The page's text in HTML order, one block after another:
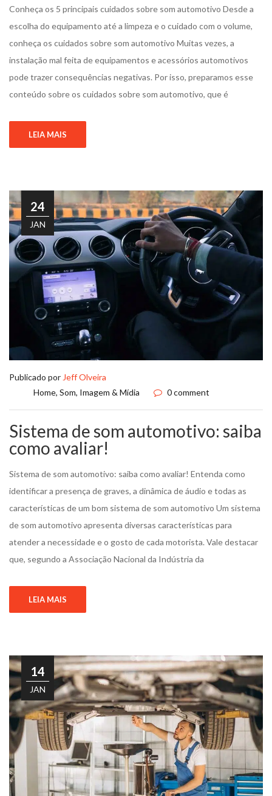
Conheça os 5 principais cuidados sobre som automotivo Desde a
escolha do equipamento até a limpeza e o cuidado com o volume,
conheça os cuidados sobre som automotivo Muitas vezes, a
instalação mal feita de equipamentos e acessórios automotivos
pode trazer consequências negativas. Por isso, preparamos esse
conteúdo sobre os cuidados sobre som automotivo, que é
LEIA MAIS
24
JAN
Publicado por Jeff Olveira
Home, Som, Imagem & Mídia 0 comment
Sistema de som automotivo: saiba
como avaliar!
Sistema de som automotivo: saiba como avaliar! Entenda como
identificar a presença de graves, a dinâmica de áudio e todas as
características de um bom sistema de som automotivo Um sistema
de som automotivo apresenta diversas características para
atender a necessidade e o gosto de cada motorista. Vale destacar
que, segundo a Associação Nacional da Indústria da
LEIA MAIS
14
JAN